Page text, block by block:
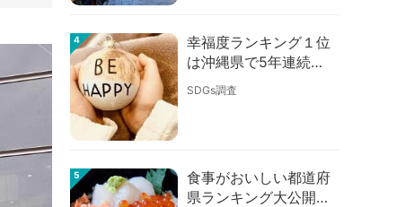
4
幸福度ランキング１位
は沖縄県で5年連続！
佐賀、愛知が順位上昇
【幸福度調査2026】
SDGs調査
5
食事がおいしい都道府
県ランキング大公開！